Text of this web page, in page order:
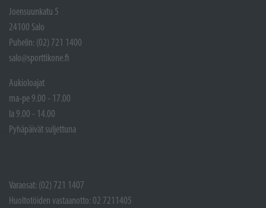
Joensuunkatu 5
24100 Salo
Puhelin: (02) 721 1400
salo@sporttikone.fi
Aukioloajat
ma-pe 9.00 - 17.00
la 9.00 - 14.00
Pyhäpäivät suljettuna
Varaosat: (02) 721 1407
Huoltotöiden vastaanotto: 02 7211405